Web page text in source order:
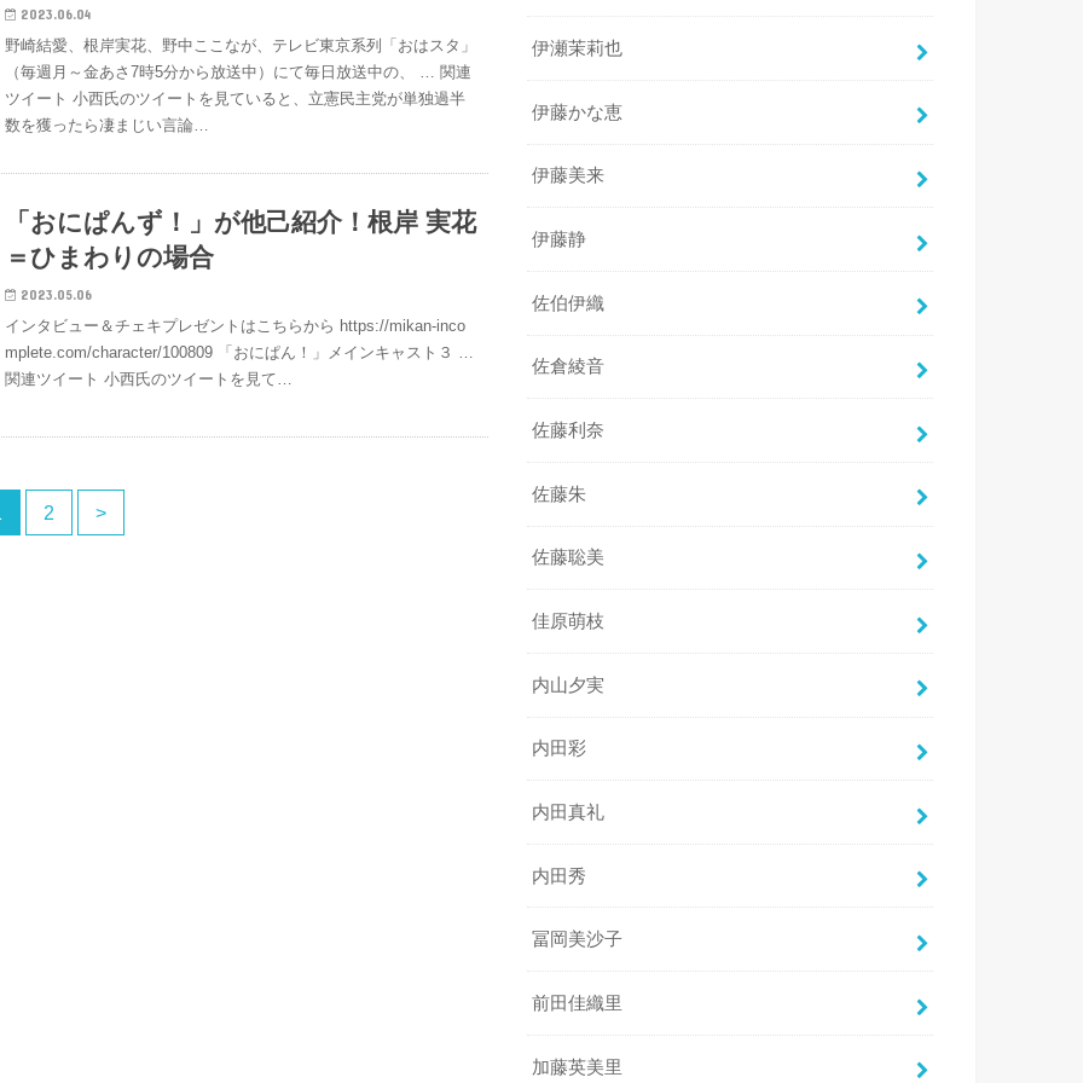
2023.06.04
野崎結愛、根岸実花、野中ここなが、テレビ東京系列「おはスタ」
（毎週月～金あさ7時5分から放送中）にて毎日放送中の、 … 関連
ツイート 小西氏のツイートを見ていると、立憲民主党が単独過半
数を獲ったら凄まじい言論…
「おにぱんず！」が他己紹介！根岸 実花
＝ひまわりの場合
2023.05.06
インタビュー＆チェキプレゼントはこちらから https://mikan-inco
mplete.com/character/100809 「おにぱん！」メインキャスト３ …
関連ツイート 小西氏のツイートを見て…
2 >
伊瀬茉莉也
伊藤かな恵
伊藤美来
伊藤静
佐伯伊織
佐倉綾音
佐藤利奈
佐藤朱
佐藤聡美
佳原萌枝
内山夕実
内田彩
内田真礼
内田秀
冨岡美沙子
前田佳織里
加藤英美里